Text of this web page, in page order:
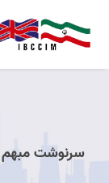
سرنوشت